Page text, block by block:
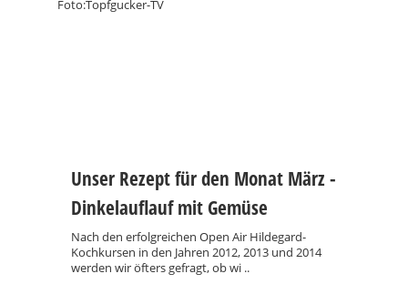
Unser Rezept für den Monat März -
Dinkelauflauf mit Gemüse
Nach den erfolgreichen Open Air Hildegard-
Kochkursen in den Jahren 2012, 2013 und 2014
werden wir öfters gefragt, ob wi ..